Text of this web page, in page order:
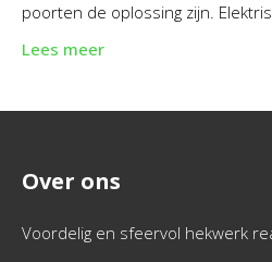
poorten de oplossing zijn.
Lees meer
Over ons
Voordelig en sfeervol hekwerk